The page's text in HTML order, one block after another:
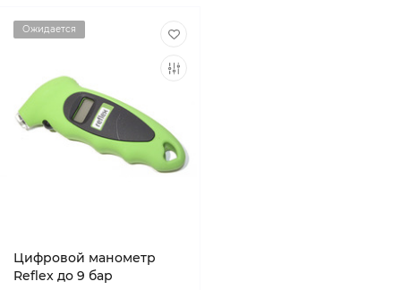
Ожидается
Цифровой манометр
Reflex до 9 бар